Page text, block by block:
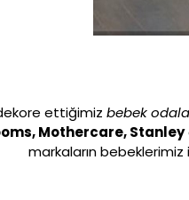
ettiğimiz bebek
Mothercare, Stanley
markaların